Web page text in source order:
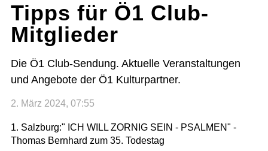
Tipps für Ö1 Club-
Mitglieder
Die Ö1 Club-Sendung. Aktuelle Veranstaltungen
und Angebote der Ö1 Kulturpartner.
2. März 2024, 07:55
1. Salzburg:" ICH WILL ZORNIG SEIN - PSALMEN" -
Thomas Bernhard zum 35. Todestag